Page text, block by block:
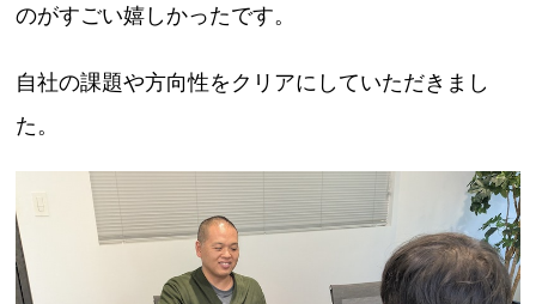
のがすごい嬉しかったです。
自社の課題や方向性をクリアにしていただきまし
た。